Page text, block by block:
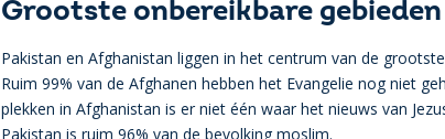
Grootste onbereikbare
Pakistan en Afghanistan liggen in het centrum van de
Ruim 99% van de Afghanen hebben het Evangelie nog niet
plekken in Afghanistan is er niet één waar het nieuws van
Pakistan is ruim 96% van de bevolking moslim.